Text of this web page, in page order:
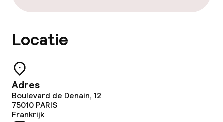
Vergaderruimte
Locatie
Adres
Boulevard de Denain, 12
75010 PARIS
Frankrijk